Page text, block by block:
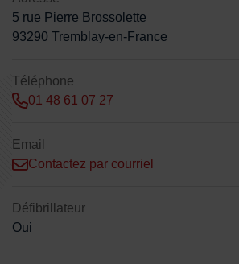
5 rue Pierre Brossolette
93290 Tremblay-en-France
Téléphone
01 48 61 07 27
Email
Contactez par courriel
Défibrillateur
Oui